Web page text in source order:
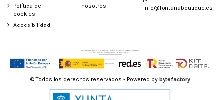
Política de
cookies
Accesibilidad
nosotros
info@fontanaboutique.es
© Todos los derechos reservados - Powered by bytefactory